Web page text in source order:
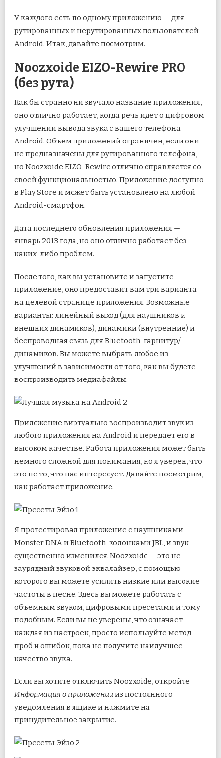
У каждого есть по одному приложению — для
рутированных и нерутированных пользователей
Android. Итак, давайте посмотрим.
Noozxoide EIZO-Rewire PRO
(без рута)
Как бы странно ни звучало название приложения,
оно отлично работает, когда речь идет о цифровом
улучшении вывода звука с вашего телефона
Android. Объем приложений ограничен, если они
не предназначены для рутированного телефона,
но Noozxoide EIZO-Rewire отлично справляется со
своей функциональностью. Приложение доступно
в Play Store и может быть установлено на любой
Android-смартфон.
Дата последнего обновления приложения —
январь 2013 года, но оно отлично работает без
каких-либо проблем.
После того, как вы установите и запустите
приложение, оно предоставит вам три варианта
на целевой странице приложения. Возможные
варианты: линейный выход (для наушников и
внешних динамиков), динамики (внутренние) и
беспроводная связь для Bluetooth-гарнитур/
динамиков. Вы можете выбрать любое из
улучшений в зависимости от того, как вы будете
воспроизводить медиафайлы.
Приложение виртуально воспроизводит звук из
любого приложения на Android и передает его в
высоком качестве. Работа приложения может быть
немного сложной для понимания, но я уверен, что
это не то, что нас интересует. Давайте посмотрим,
как работает приложение.
Я протестировал приложение с наушниками
Monster DNA и Bluetooth-колонками JBL, и звук
существенно изменился. Noozxoide — это не
заурядный звуковой эквалайзер, с помощью
которого вы можете усилить низкие или высокие
частоты в песне. Здесь вы можете работать с
объемным звуком, цифровыми пресетами и тому
подобным. Если вы не уверены, что означает
каждая из настроек, просто используйте метод
проб и ошибок, пока не получите наилучшее
качество звука.
Если вы хотите отключить Noozxoide, откройте
Информация о приложении из постоянного
уведомления в ящике и нажмите на
принудительное закрытие.